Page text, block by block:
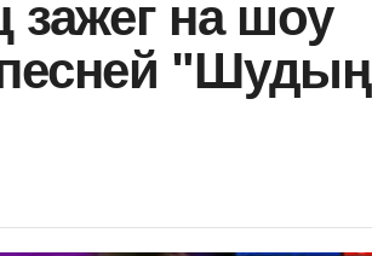
зажег на шоу
"Шудың